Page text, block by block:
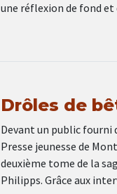
une réflexion de fond
Drôles de
Devant un public fourni
Presse jeunesse de
deuxième tome de la
Philipps. Grâce aux